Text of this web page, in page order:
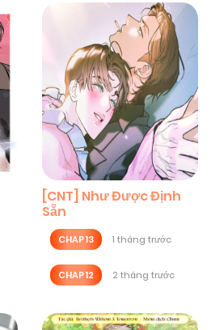
[CNT] Như Được Định
Sẵn
CHAP 13 1 tháng trước
CHAP 12 2 tháng trước